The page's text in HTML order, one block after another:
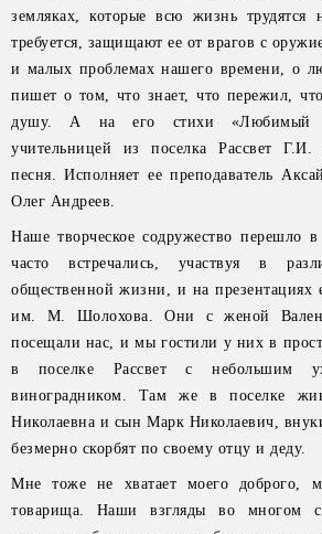
земляках, которые всю жизнь трудятся
требуется, защищают ее от врагов с
и малых проблемах нашего времени, о
пишет о том, что знает, что пережил,
душу. А на его стихи «Любимый
учительницей из поселка Рассвет
песня. Исполняет ее преподаватель
Олег Андреев.
Наше творческое содружество перешло
часто встречались, участвуя в
общественной жизни, и на презентациях
им. М. Шолохова. Они с женой
посещали нас, и мы гостили у них в
в поселке Рассвет с небольшим
виноградником. Там же в поселке
Николаевна и сын Марк Николаевич,
безмерно скорбят по своему отцу и деду.
Мне тоже не хватает моего доброго,
товарища. Наши взгляды во многом